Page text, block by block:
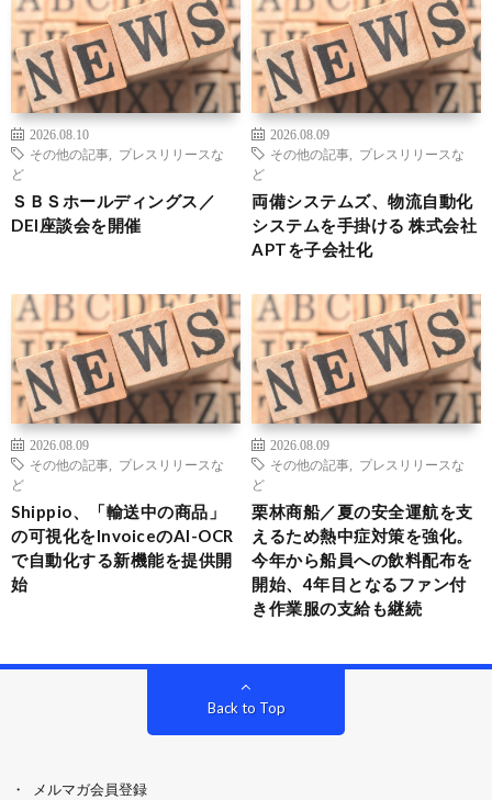
2026.08.10
その他の記事
プレスリリースな
ど
ＳＢＳホールディングス／
DEI座談会を開催
2026.08.09
その他の記事
プレスリリースな
ど
両備システムズ、物流自動化
システムを手掛ける 株式会社
APTを子会社化
2026.08.09
その他の記事
プレスリリースな
ど
Shippio、「輸送中の商品」
の可視化をInvoiceのAI-OCR
で自動化する新機能を提供開
始
2026.08.09
その他の記事
プレスリリースな
ど
栗林商船／夏の安全運航を支
えるため熱中症対策を強化。
今年から船員への飲料配布を
開始、4年目となるファン付
き作業服の支給も継続
Back to Top
メルマガ会員登録